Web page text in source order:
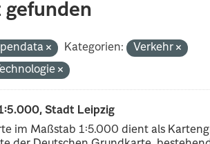
gefunden
Kategorien:
Verkehr
Stadt Leipzig
im Maßstab 1:5.000 dient als